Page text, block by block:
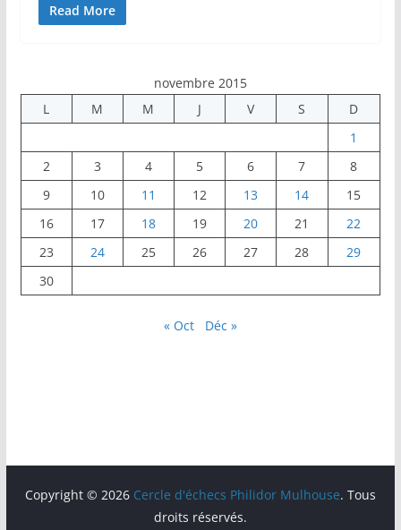
c
o
o
k
st
o
n
er
Read More
novembre 2015
L
M M J V S
D
1
2
3 4 5 6 7
8
9
10 11 12 13 14
15
16
17 18 19 20 21
22
23
24 25 26 27 28
29
30
« Oct Déc »
Copyright © 2026 Cercle d'échecs Philidor Mulhouse. Tous
droits réservés.